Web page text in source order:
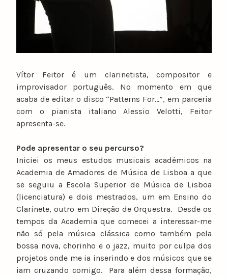
Vítor Feitor é um clarinetista, compositor e
improvisador português. No momento em que
acaba de editar o disco “Patterns For…”, em parceria
com o pianista italiano Alessio Velotti, Feitor
apresenta-se.
Pode apresentar o seu percurso?
Iniciei os meus estudos musicais académicos na
Academia de Amadores de Música de Lisboa a que
se seguiu a Escola Superior de Música de Lisboa
(licenciatura) e dois mestrados, um em Ensino do
Clarinete, outro em Direção de Orquestra. Desde os
tempos da Academia que comecei a interessar-me
não só pela música clássica como também pela
bossa nova, chorinho e o jazz, muito por culpa dos
projetos onde me ia inserindo e dos músicos que se
iam cruzando comigo. Para além dessa formação,